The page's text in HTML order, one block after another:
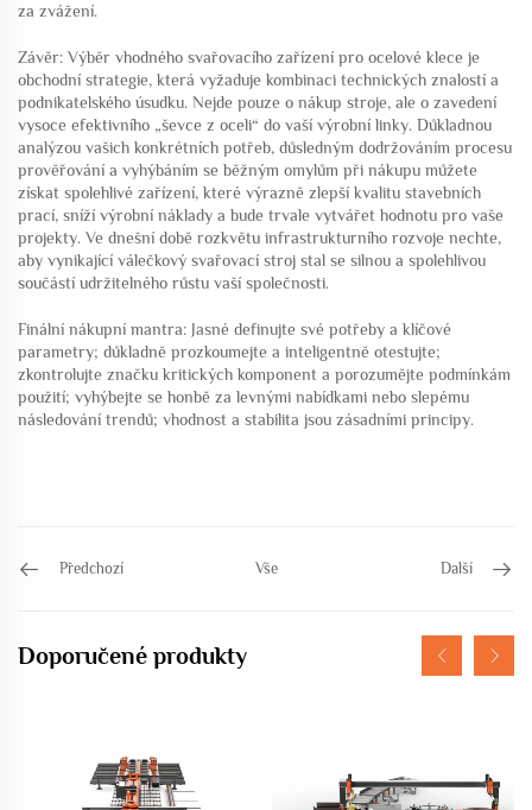
za zvážení.
Závěr: Výběr vhodného svařovacího zařízení pro ocelové klece je
obchodní strategie, která vyžaduje kombinaci technických znalostí a
podnikatelského úsudku. Nejde pouze o nákup stroje, ale o zavedení
vysoce efektivního „ševce z oceli“ do vaší výrobní linky. Důkladnou
analýzou vašich konkrétních potřeb, důsledným dodržováním procesu
prověřování a vyhýbáním se běžným omylům při nákupu můžete
získat spolehlivé zařízení, které výrazně zlepší kvalitu stavebních
prací, sníží výrobní náklady a bude trvale vytvářet hodnotu pro vaše
projekty. Ve dnešní době rozkvětu infrastrukturního rozvoje nechte,
aby vynikající válečkový svařovací stroj stal se silnou a spolehlivou
součástí udržitelného růstu vaší společnosti.
Finální nákupní mantra: Jasné definujte své potřeby a klíčové
parametry; důkladně prozkoumejte a inteligentně otestujte;
zkontrolujte značku kritických komponent a porozumějte podmínkám
použití; vyhýbejte se honbě za levnými nabídkami nebo slepému
následování trendů; vhodnost a stabilita jsou zásadními principy.
Předchozí Vše Další
Doporučené produkty